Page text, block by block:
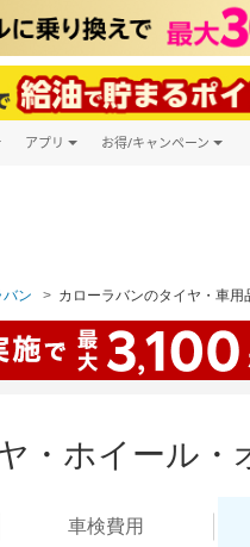
アプリ お得/キャンペーン
バン カローラバンのタイヤ・車用
・ホイール・
車検費用